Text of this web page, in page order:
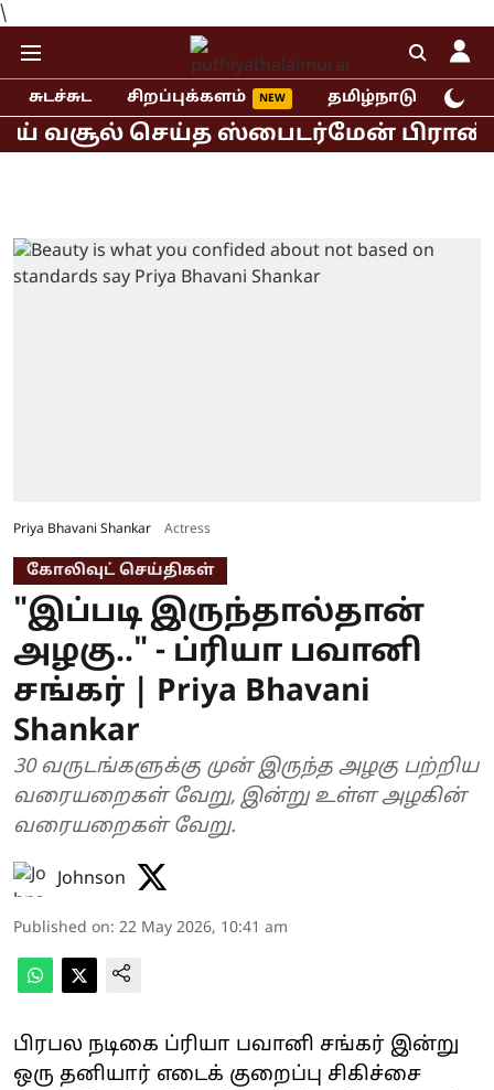
\
சுடச்சுட சிறப்புக்களம் தமிழ்நாடு
வசூல் செய்த ஸ்பைடர்மேன் பிராண்ட்
Priya Bhavani Shankar Actress
கோலிவுட் செய்திகள்
"இப்படி இருந்தால்தான்
அழகு.." - ப்ரியா பவானி
சங்கர் | Priya Bhavani
Shankar
30 வருடங்களுக்கு முன் இருந்த அழகு பற்றிய
வரையறைகள் வேறு, இன்று உள்ள அழகின்
வரையறைகள் வேறு.
Johnson
Published on: 22 May 2026, 10:41 am
பிரபல நடிகை ப்ரியா பவானி சங்கர் இன்று
ஒரு தனியார் எடைக் குறைப்பு சிகிச்சை